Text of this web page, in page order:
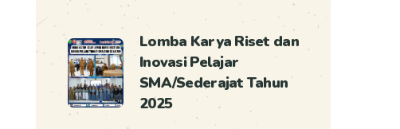
Lomba Karya Riset dan
Inovasi Pelajar
SMA/Sederajat Tahun
2025